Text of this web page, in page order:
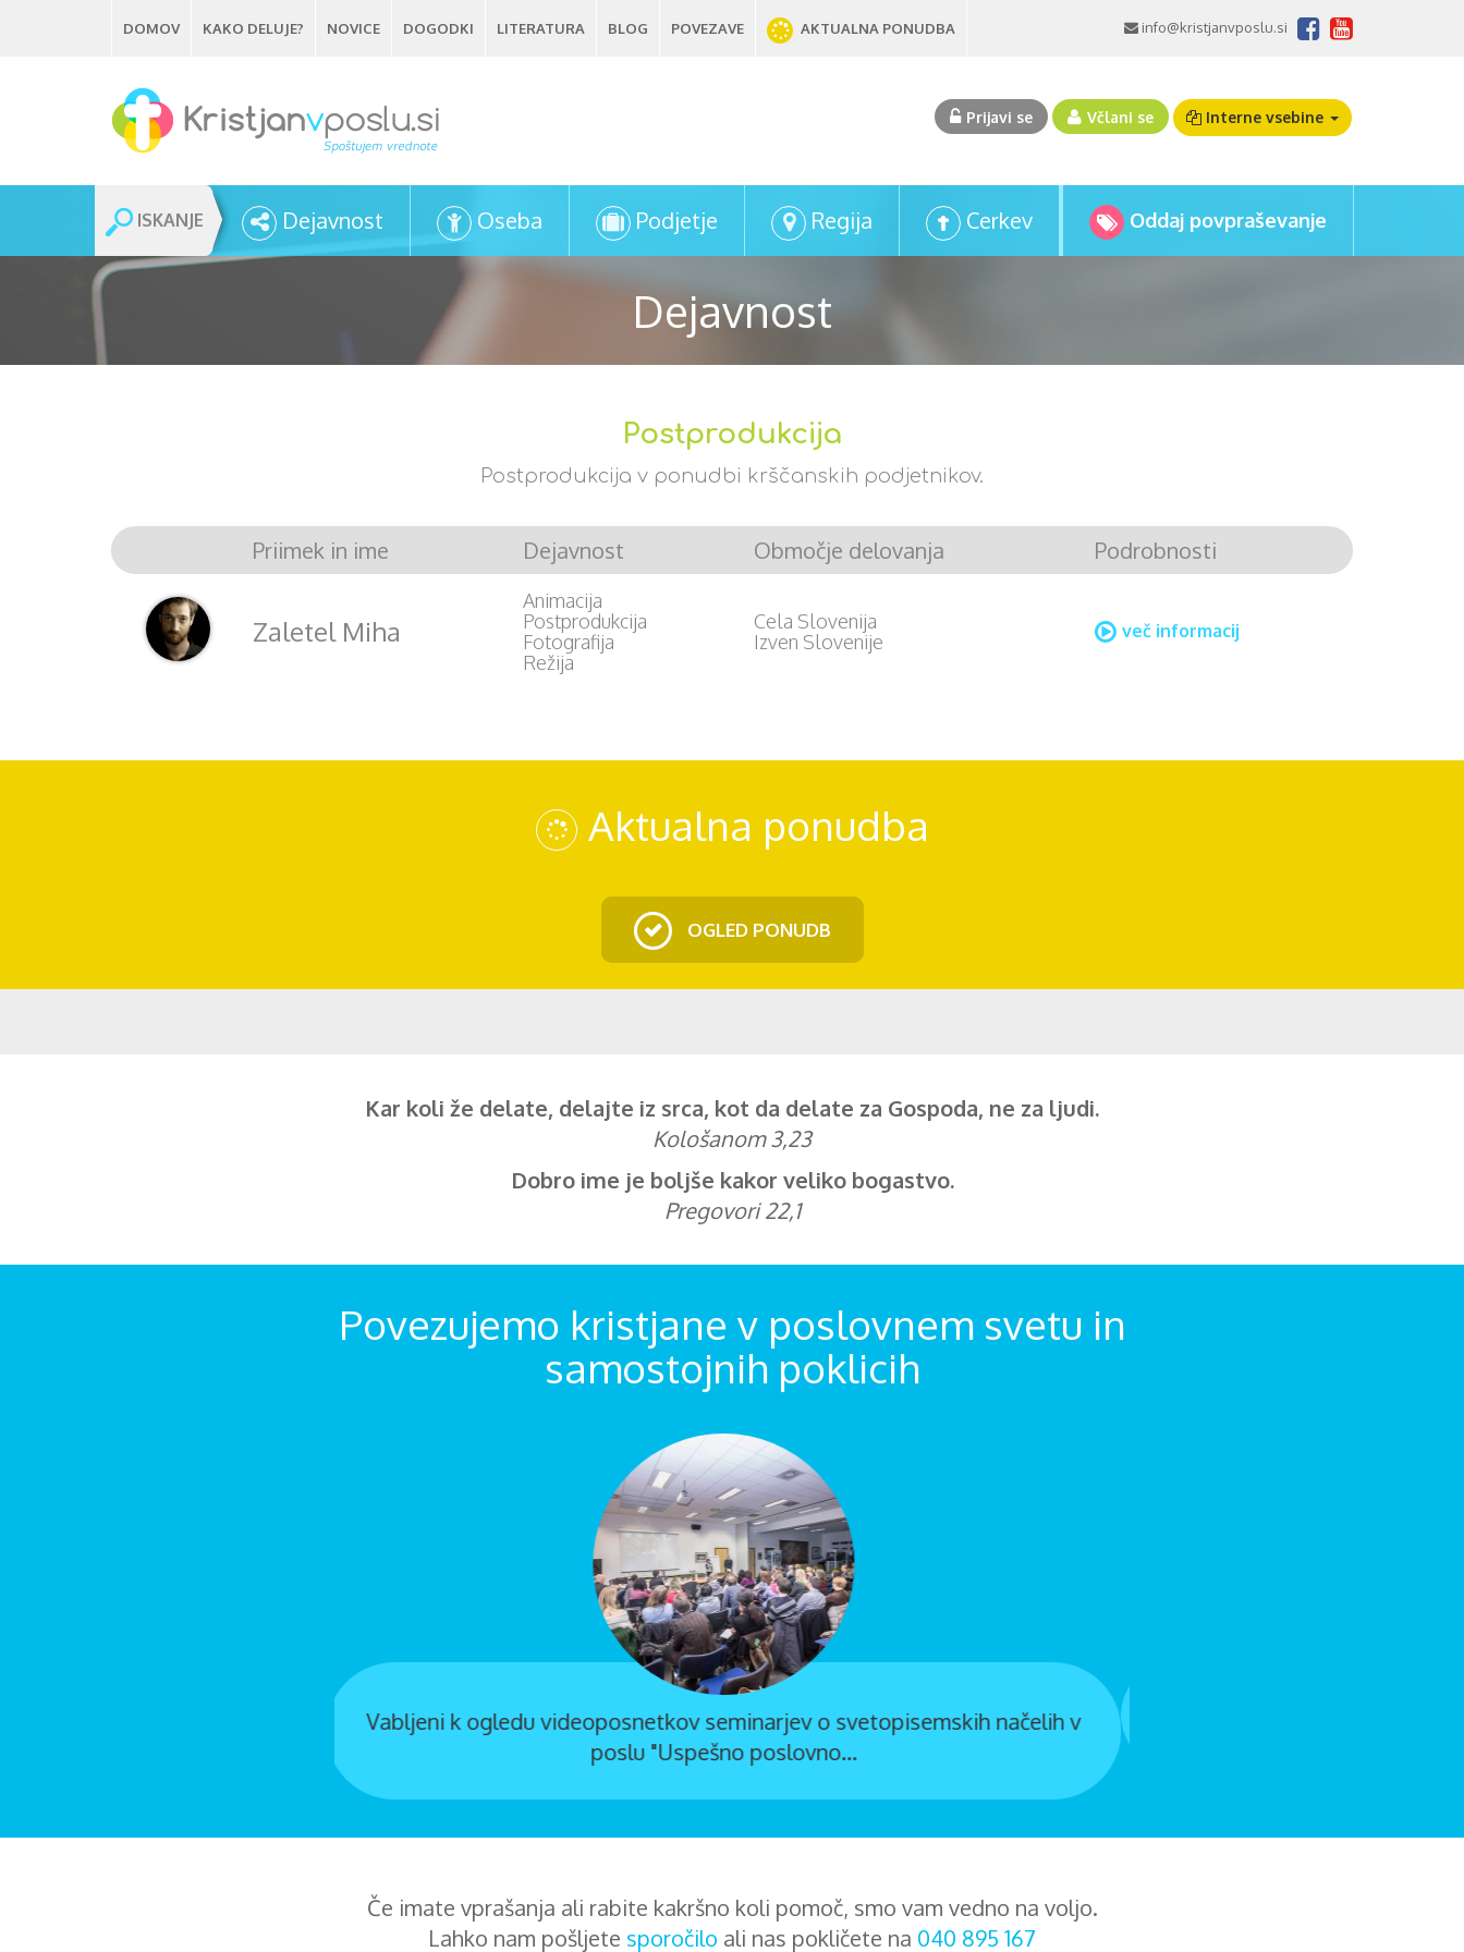
DOMOV KAKO DELUJE? NOVICE DOGODKI LITERATURA BLOG POVEZAVE AKTUALNA PONUDBA info@kristjanvposlu.si
Prijavi se Včlani se Interne vsebine
Dejavnost
ISKANJE Dejavnost Oseba Podjetje Regija Cerkev Oddaj povpraševanje
Postprodukcija
Postprodukcija v ponudbi krščanskih podjetnikov.
Priimek in ime Dejavnost Območje delovanja Podrobnosti
Zaletel Miha
Animacija
Postprodukcija
Fotografija
Režija
Cela Slovenija
Izven Slovenije
več informacij
Aktualna ponudba
OGLED PONUDB
Kar koli že delate, delajte iz srca, kot da delate za Gospoda, ne za ljudi.
Kološanom 3,23
Dobro ime je boljše kakor veliko bogastvo.
Pregovori 22,1
Povezujemo kristjane v poslovnem svetu in
samostojnih poklicih
Ekipa uredništva: Glavni urednik Tadej Mihelič
Če imate vprašanja ali rabite kakršno koli pomoč, smo vam vedno na voljo.
Lahko nam pošljete sporočilo ali nas pokličete na 040 895 167